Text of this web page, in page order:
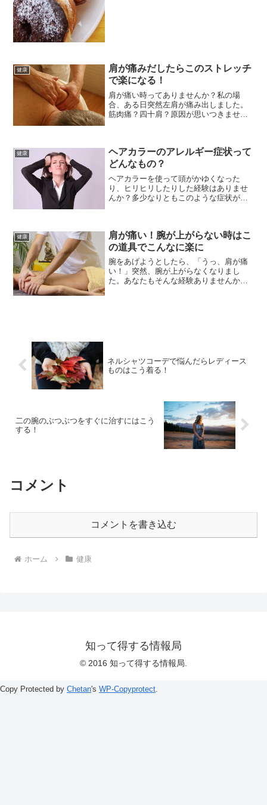
健康
肩が痛みだしたらこのストレッチ
で楽になる！
肩が痛い時ってありませんか？私の場
合、ある日突然左肩が痛み出しました。
筋肉痛？四十肩？原因が思いつきませ
た。ある日、肩の痛みによく効...
健康
ヘアカラーのアレルギー症状って
どんなもの？
ヘアカラーを使って頭がかゆくなった
り、ヒリヒリしたりした経験はありませ
んか？多少なりともこのような症状があ
しておくと、とても危険です...
健康
肩が痛い！腕が上がらない時はこ
の道具でこんなに楽に
腕をあげようとしたら、「うっ、肩が痛
い！」突然、腕が上がらなくなりまし
た。あなたもそんな経験ありませんか？
ネルシャツコーデで悩んだらレディース
ものはこう着る！
二の腕のぶつぶつをすぐに治すにはこう
する！
コメント
コメントを書き込む
ホーム 健康
知って得する情報局
© 2016 知って得する情報局.
Copy Protected by Chetan's WP-Copyprotect